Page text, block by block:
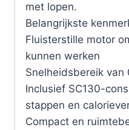
met lopen.
Belangrijkste
Fluisterstille motor
kunnen werken
Snelheidsbereik
Inclusief SC130-
stappen en
Compact en